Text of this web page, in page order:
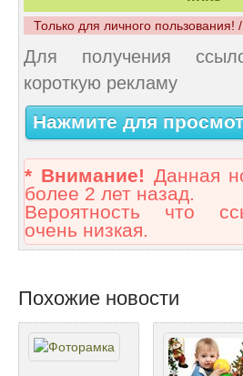
Только для личного
Для получения
короткую рекламу
Нажмите для
* Внимание! Данная
более 2 лет назад.
Вероятность что
очень низкая.
Похожие новости